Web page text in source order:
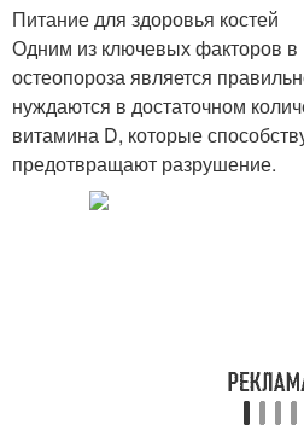
Питание для здоровья костей
Одним из ключевых факторов в
остеопороза является
нуждаются в достаточном
витамина D, которые
предотвращают разрушение.